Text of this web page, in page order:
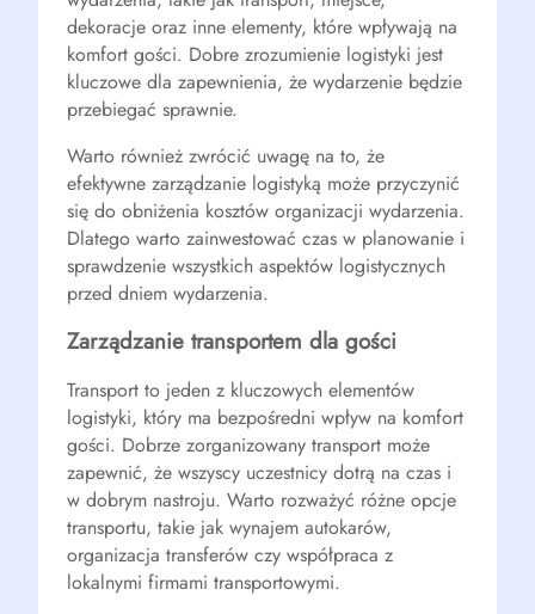
dekoracje oraz inne elementy, które wpływają na
komfort gości. Dobre zrozumienie logistyki jest
kluczowe dla zapewnienia, że wydarzenie będzie
przebiegać sprawnie.
Warto również zwrócić uwagę na to, że
efektywne zarządzanie logistyką może przyczynić
się do obniżenia kosztów organizacji wydarzenia.
Dlatego warto zainwestować czas w planowanie i
sprawdzenie wszystkich aspektów logistycznych
przed dniem wydarzenia.
Zarządzanie transportem dla gości
Transport to jeden z kluczowych elementów
logistyki, który ma bezpośredni wpływ na komfort
gości. Dobrze zorganizowany transport może
zapewnić, że wszyscy uczestnicy dotrą na czas i
w dobrym nastroju. Warto rozważyć różne opcje
transportu, takie jak wynajem autokarów,
organizacja transferów czy współpraca z
lokalnymi firmami transportowymi.